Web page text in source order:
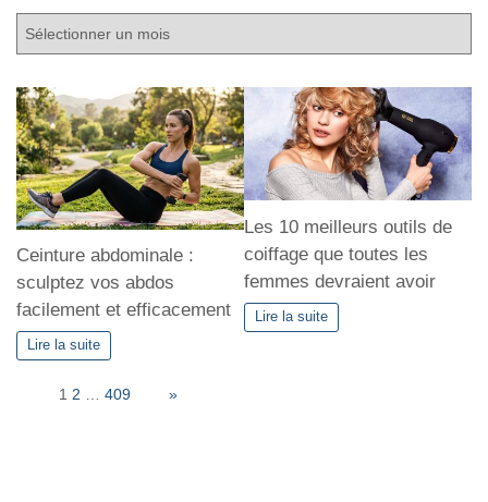
A
c
i
v
e
s
Ceinture abdominale :
sculptez vos abdos
facilement et efficacement
Lire la suite
Les 10 meilleurs outils de
coiffage que toutes les
femmes devraient avoir
Lire la suite
1 2 409 »